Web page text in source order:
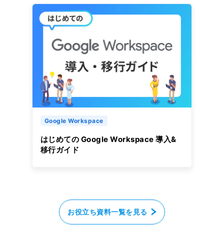
Google Workspace
はじめての Google Workspace 導入&
移行ガイド
お役立ち資料一覧を見る